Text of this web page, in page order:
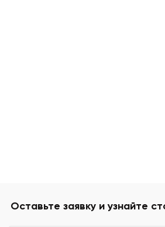
Оставьте заявку и узнайте